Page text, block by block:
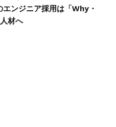
ンジニア採用は「Why・
材へ